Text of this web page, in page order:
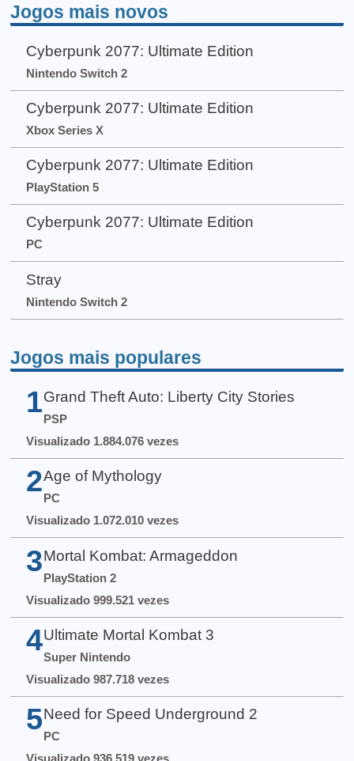
Jogos mais novos
Cyberpunk 2077: Ultimate Edition
Nintendo Switch 2
Cyberpunk 2077: Ultimate Edition
Xbox Series X
Cyberpunk 2077: Ultimate Edition
PlayStation 5
Cyberpunk 2077: Ultimate Edition
PC
Stray
Nintendo Switch 2
Jogos mais populares
1 Grand Theft Auto: Liberty City Stories
PSP
Visualizado 1.884.076 vezes
2 Age of Mythology
PC
Visualizado 1.072.010 vezes
3 Mortal Kombat: Armageddon
PlayStation 2
Visualizado 999.521 vezes
4 Ultimate Mortal Kombat 3
Super Nintendo
Visualizado 987.718 vezes
5 Need for Speed Underground 2
PC
Visualizado 936.519 vezes